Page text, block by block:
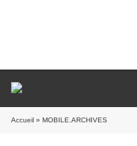
Accueil » MOBILE.ARCHIVES